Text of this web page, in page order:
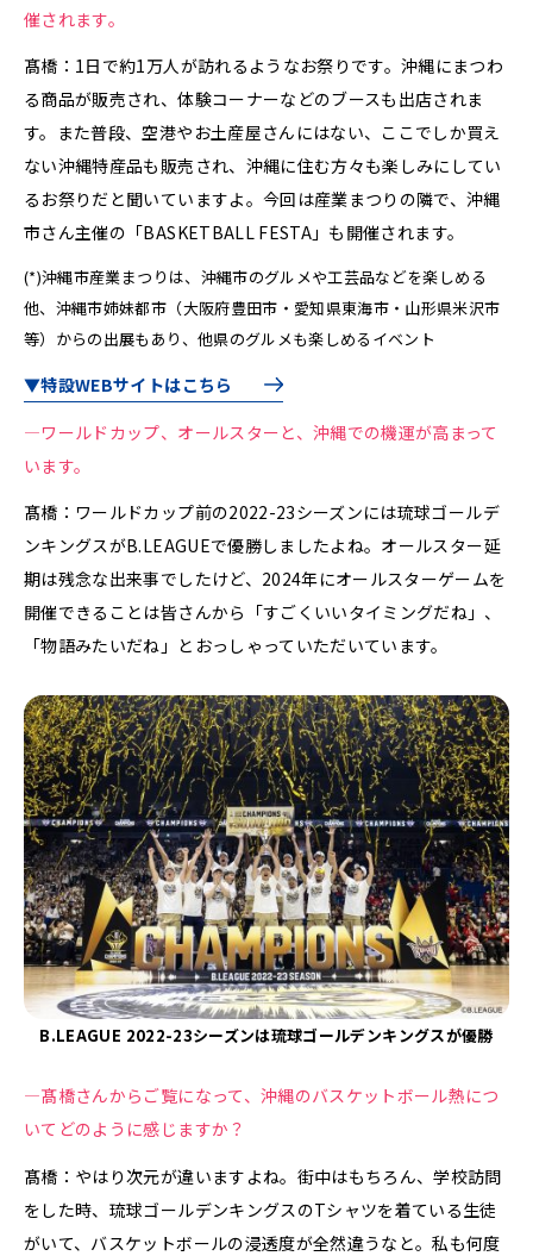
催されます。
髙橋：1日で約1万人が訪れるようなお祭りです。沖縄にまつわ
る商品が販売され、体験コーナーなどのブースも出店されま
す。また普段、空港やお土産屋さんにはない、ここでしか買え
ない沖縄特産品も販売され、沖縄に住む方々も楽しみにしてい
るお祭りだと聞いていますよ。今回は産業まつりの隣で、沖縄
市さん主催の「BASKETBALL FESTA」も開催されます。
(*)沖縄市産業まつりは、沖縄市のグルメや工芸品などを楽しめる
他、沖縄市姉妹都市（大阪府豊田市・愛知県東海市・山形県米沢市
等）からの出展もあり、他県のグルメも楽しめるイベント
▼特設WEBサイトはこちら
—ワールドカップ、オールスターと、沖縄での機運が高まって
います。
髙橋：ワールドカップ前の2022-23シーズンには琉球ゴールデ
ンキングスがB.LEAGUEで優勝しましたよね。オールスター延
期は残念な出来事でしたけど、2024年にオールスターゲームを
開催できることは皆さんから「すごくいいタイミングだね」、
「物語みたいだね」とおっしゃっていただいています。
B.LEAGUE 2022-23シーズンは琉球ゴールデンキングスが優勝
—髙橋さんからご覧になって、沖縄のバスケットボール熱につ
いてどのように感じますか？
髙橋：やはり次元が違いますよね。街中はもちろん、学校訪問
をした時、琉球ゴールデンキングスのTシャツを着ている生徒
がいて、バスケットボールの浸透度が全然違うなと。私も何度